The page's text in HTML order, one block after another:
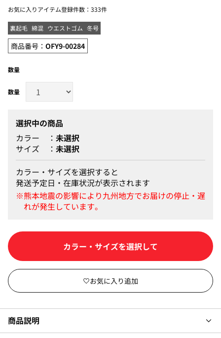
お気に入りアイテム登録件数： 333件
裏起毛 綿混 ウエストゴム 冬号
商品番号： OFY9-00284
数量
選択中の商品
カラー
未選択
サイズ
未選択
カラー・サイズを選択すると
発送予定日・在庫状況が表示されます
商品説明